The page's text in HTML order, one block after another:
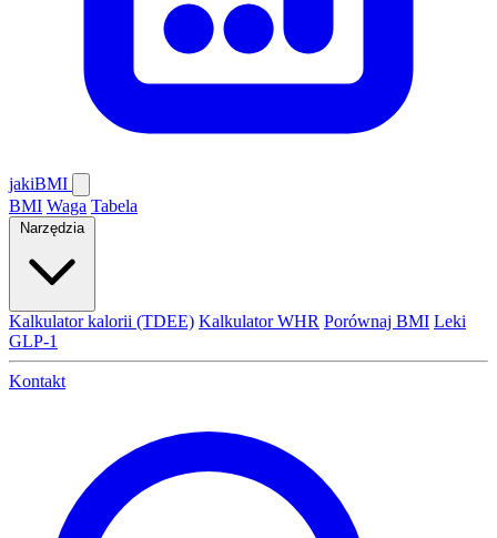
jakiBMI
BMI Waga Tabela
Narzędzia
Kalkulator kalorii (TDEE) Kalkulator WHR Porównaj BMI Leki
GLP-1
Kontakt